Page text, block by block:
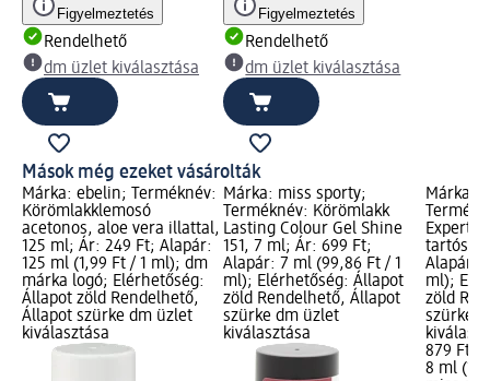
Figyelmeztetés
Rendelhető
dm üzlet kiválasztása
Figyelmeztetés
Rendelhető
dm üzlet kiválasztása
Mások még ezeket vásárolták
Márka: ebelin; Terméknév:
Körömlakklemosó
acetonos, aloe vera illattal,
125 ml; Ár: 249 Ft; Alapár:
125 ml (1,99 Ft / 1 ml); dm
márka logó; Elérhetőség:
Állapot zöld Rendelhető,
Állapot szürke dm üzlet
kiválasztása
Márka: miss sporty;
Terméknév: Körömlakk
Lasting Colour Gel Shine
151, 7 ml; Ár: 699 Ft;
Alapár: 7 ml (99,86 Ft / 1
ml); Elérhetőség: Állapot
zöld Rendelhető, Állapot
szürke dm üzlet
kiválasztása
Márka:
Expert,
tartós, 8
Alapár:
ml);
zöld
szürke
879 Ft
8 ml